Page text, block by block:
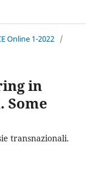
Online 1-2022 /
in
transnazionali.